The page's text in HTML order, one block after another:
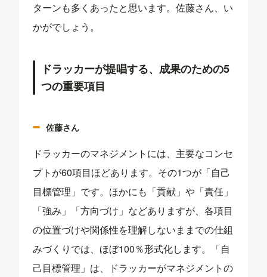
ターンも多くあったと思います。佐藤さん、い
かがでしょう。
ドラッカーが提唱する、成果のための5
つの重要項目
佐藤さん
ドラッカーのマネジメントには、主要なコンセ
プトが60項目ほどあります。その1つが「自己
目標管理」です。ほかにも「貢献」や「責任」
「強み」「方向づけ」などありますが、各項目
の位置づけや関係性を理解しないままでの仕組
みづくりでは、ほぼ100％形式化します。「自
己目標管理」は、ドラッカーがマネジメントの